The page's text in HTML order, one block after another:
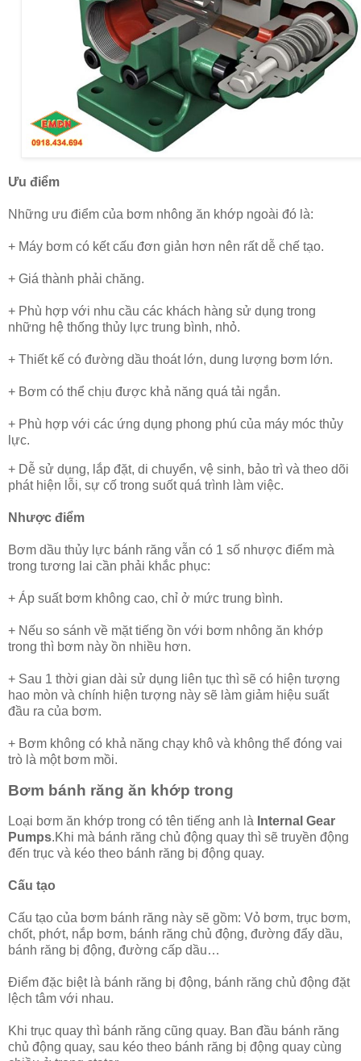
Ưu điểm
Những ưu điểm của bơm nhông ăn khớp ngoài đó là:
+ Máy bơm có kết cấu đơn giản hơn nên rất dễ chế tạo.
+ Giá thành phải chăng.
+ Phù hợp với nhu cầu các khách hàng sử dụng trong
những hệ thống thủy lực trung bình, nhỏ.
+ Thiết kế có đường dầu thoát lớn, dung lượng bơm lớn.
+ Bơm có thể chịu được khả năng quá tải ngắn.
+ Phù hợp với các ứng dụng phong phú của máy móc thủy
lực.
+ Dễ sử dụng, lắp đặt, di chuyển, vệ sinh, bảo trì và theo dõi
phát hiện lỗi, sự cố trong suốt quá trình làm việc.
Nhược điểm
Bơm dầu thủy lực bánh răng vẫn có 1 số nhược điểm mà
trong tương lai cần phải khắc phục:
+ Áp suất bơm không cao, chỉ ở mức trung bình.
+ Nếu so sánh về mặt tiếng ồn với bơm nhông ăn khớp
trong thì bơm này ồn nhiều hơn.
+ Sau 1 thời gian dài sử dụng liên tục thì sẽ có hiện tượng
hao mòn và chính hiện tượng này sẽ làm giảm hiệu suất
đầu ra của bơm.
+ Bơm không có khả năng chạy khô và không thể đóng vai
trò là một bơm mồi.
Bơm bánh răng ăn khớp trong
Loại bơm ăn khớp trong có tên tiếng anh là Internal Gear
Pumps.Khi mà bánh răng chủ động quay thì sẽ truyền động
đến trục và kéo theo bánh răng bị động quay.
Cấu tạo
Cấu tạo của bơm bánh răng này sẽ gồm: Vỏ bơm, trục bơm,
chốt, phớt, nắp bơm, bánh răng chủ động, đường đẩy dầu,
bánh răng bị động, đường cấp dầu…
Điểm đặc biệt là bánh răng bị động, bánh răng chủ động đặt
lệch tâm với nhau.
Khi trục quay thì bánh răng cũng quay. Ban đầu bánh răng
chủ động quay, sau kéo theo bánh răng bị động quay cùng